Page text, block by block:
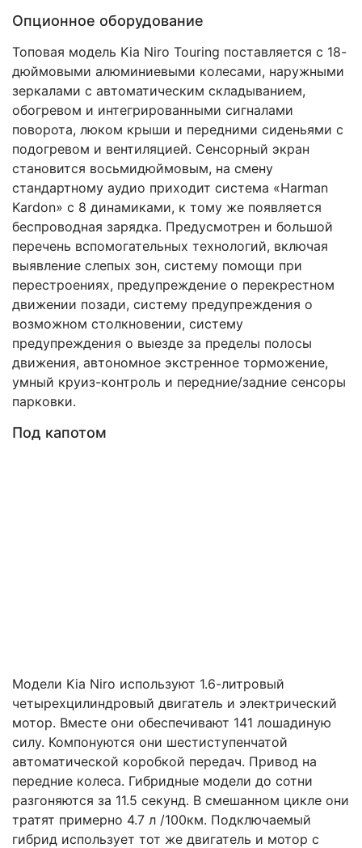
Опционное оборудование
Топовая модель Kia Niro Touring поставляется с 18-
дюймовыми алюминиевыми колесами, наружными
зеркалами с автоматическим складыванием,
обогревом и интегрированными сигналами
поворота, люком крыши и передними сиденьями с
подогревом и вентиляцией. Сенсорный экран
становится восьмидюймовым, на смену
стандартному аудио приходит система «Harman
Kardon» с 8 динамиками, к тому же появляется
беспроводная зарядка. Предусмотрен и большой
перечень вспомогательных технологий, включая
выявление слепых зон, систему помощи при
перестроениях, предупреждение о перекрестном
движении позади, систему предупреждения о
возможном столкновении, систему
предупреждения о выезде за пределы полосы
движения, автономное экстренное торможение,
умный круиз-контроль и передние/задние сенсоры
парковки.
Под капотом
Модели Kia Niro используют 1.6-литровый
четырехцилиндровый двигатель и электрический
мотор. Вместе они обеспечивают 141 лошадиную
силу. Компонуются они шестиступенчатой ​​
автоматической коробкой передач. Привод на
передние колеса. Гибридные модели до сотни
разгоняются за 11.5 секунд. В смешанном цикле они
тратят примерно 4.7 л /100км. Подключаемый
гибрид использует тот же двигатель и мотор с